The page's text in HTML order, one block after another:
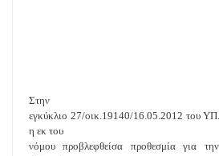
Στην
εγκύκλιο 27/οικ.19140/16.05.2012 του
η εκ του
νόμου προβλεφθείσα προθεσμία για